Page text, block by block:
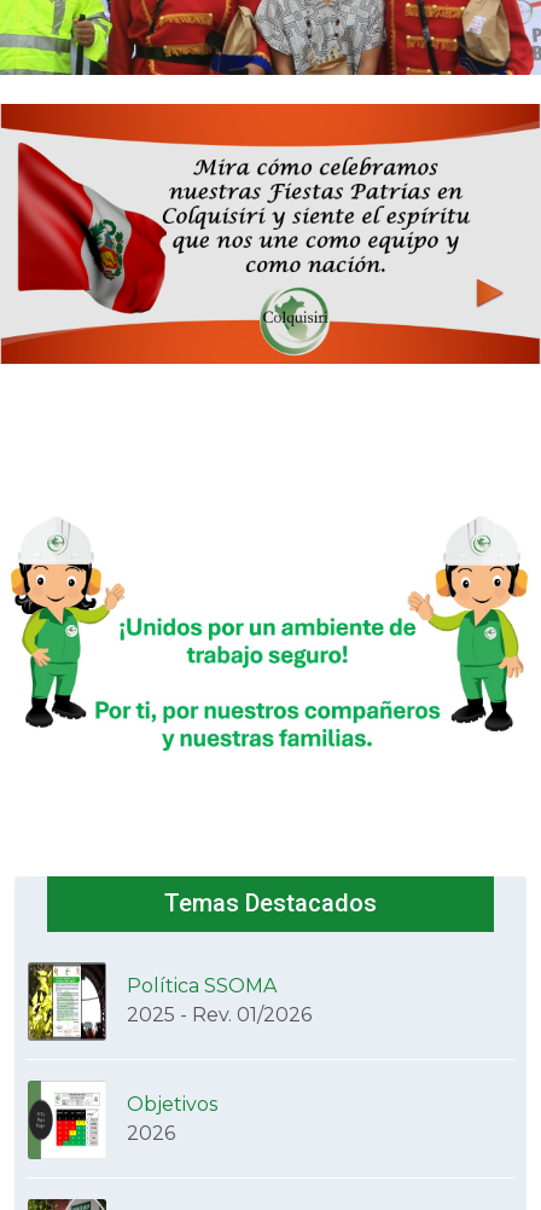
Temas Destacados
Política SSOMA
2025 - Rev. 01/2026
Objetivos
2026